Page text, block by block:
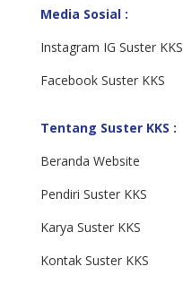
Media Sosial :
Instagram IG Suster KKS
Facebook Suster KKS
Tentang Suster KKS :
Beranda Website
Pendiri Suster KKS
Karya Suster KKS
Kontak Suster KKS